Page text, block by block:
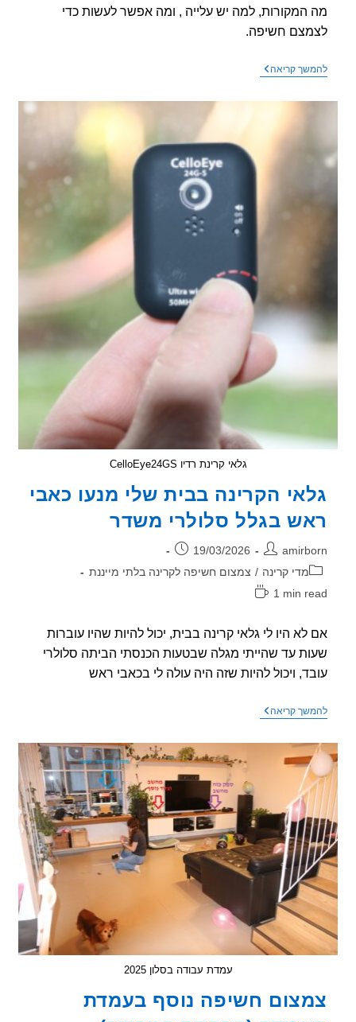
המקורות, למה יש עלייה , ומה אפשר לעשות כדי
חשיפה.
קריאההאם
גלאי קרינת רדיו CelloEye24GS
הקרינה בבית שלי מנעו כאבי
בגלל סלולרי משדר
פורסם:
19/03/2026
מדי קרינה / צמצום חשיפה לקרינה בלתי מייננת
1 min
היו לי גלאי קרינה בבית, יכול להיות שהיו עוברות
עד שהייתי מגלה שבטעות הכנסתי הביתה סלולרי
ויכול להיות שזה היה עולה לי בכאבי ראש
קריאהגלאי
שלי
מנעו
כאבי
ראש
בגלל
סלולרי
משדר
עמדת עבודה בסלון 2025
חשיפה נוסף בעמדת